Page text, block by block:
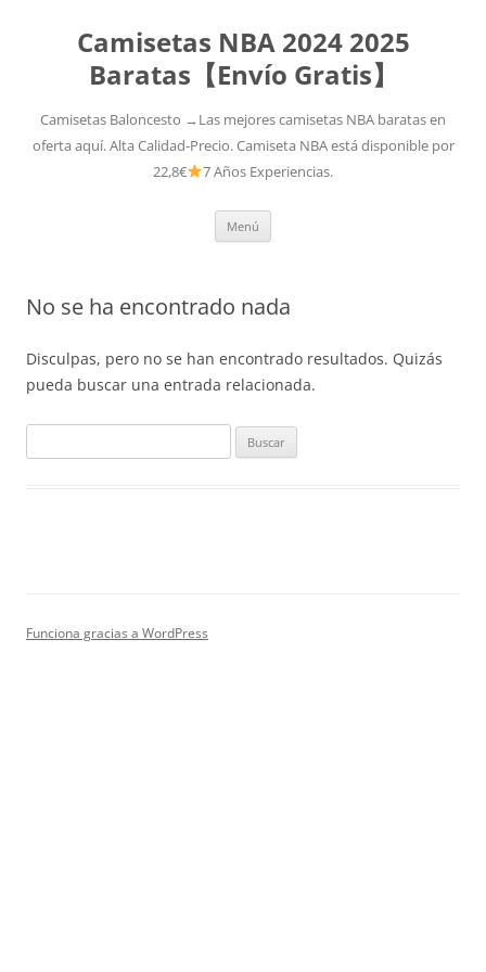
Camisetas NBA 2024 2025
Baratas【Envío Gratis】
Camisetas Baloncesto →Las mejores camisetas NBA baratas en
oferta aquí. Alta Calidad-Precio. Camiseta NBA está disponible por
22,8€
7 Años Experiencias.
Menú
No se ha encontrado nada
Disculpas, pero no se han encontrado resultados. Quizás
pueda buscar una entrada relacionada.
Funciona gracias a WordPress